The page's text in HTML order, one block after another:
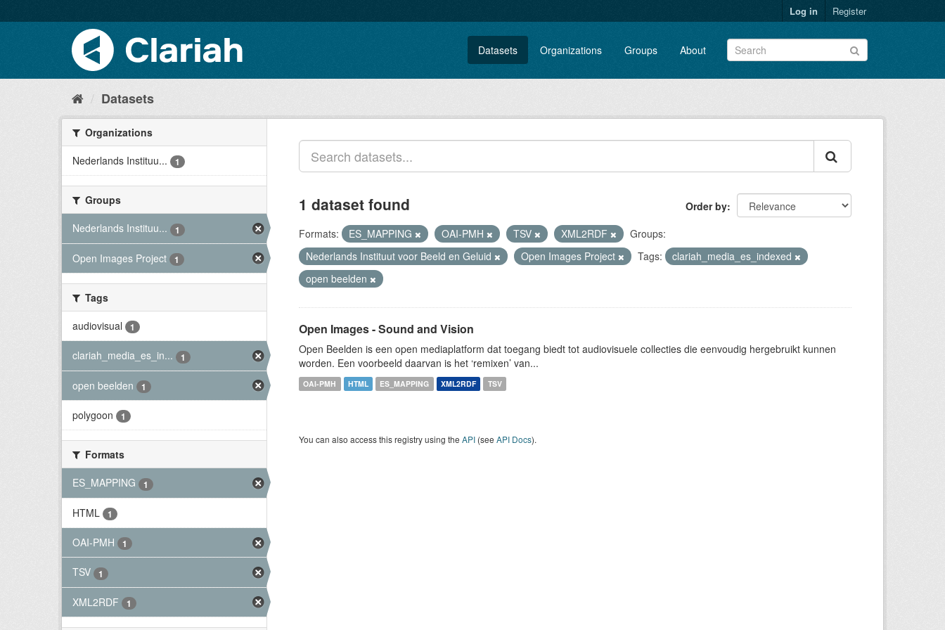
Log in Register
Datasets Organizations Groups About
Datasets
Organizations
Nederlands Instituu...
1
Groups
Nederlands Instituu...
1
Open Images Project 1
Tags
audiovisual
1
clariah_media_es_in... 1
open beelden 1
polygoon 1
Formats
ES_MAPPING
1
HTML 1
OAI-PMH 1
TSV 1
XML2RDF 1
Order by
1 dataset found
Formats: ES_MAPPING OAI-PMH TSV XML2RDF
Groups:
Nederlands Instituut voor Beeld en Geluid
Open Images Project Tags:
clariah_media_es_indexed
open beelden
Open Images - Sound and Vision
Open Beelden is een open mediaplatform dat toegang biedt tot audiovisuele collecties die eenvoudig hergebruikt kunnen
worden. Een voorbeeld daarvan is het ‘remixen’ van...
OAI-PMH HTML ES_MAPPING XML2RDF TSV
You can also access this registry using the API (see API Docs).